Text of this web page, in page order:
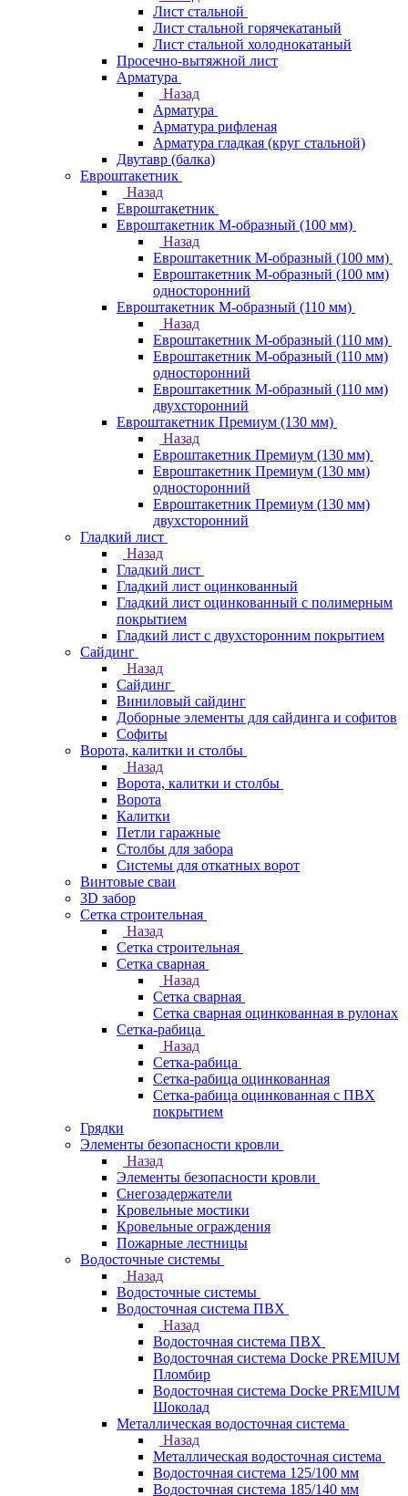
Лист стальной
Лист стальной горячекатаный
Лист стальной холоднокатаный
Просечно-вытяжной лист
Арматура
Назад
Арматура
Арматура рифленая
Арматура гладкая (круг стальной)
Двутавр (балка)
Евроштакетник
Назад
Евроштакетник
Евроштакетник М-образный (100 мм)
Назад
Евроштакетник М-образный (100 мм)
Евроштакетник М-образный (100 мм)
односторонний
Евроштакетник М-образный (110 мм)
Назад
Евроштакетник М-образный (110 мм)
Евроштакетник М-образный (110 мм)
односторонний
Евроштакетник М-образный (110 мм)
двухсторонний
Евроштакетник Премиум (130 мм)
Назад
Евроштакетник Премиум (130 мм)
Евроштакетник Премиум (130 мм)
односторонний
Евроштакетник Премиум (130 мм)
двухсторонний
Гладкий лист
Назад
Гладкий лист
Гладкий лист оцинкованный
Гладкий лист оцинкованный с полимерным
покрытием
Гладкий лист с двухсторонним покрытием
Сайдинг
Назад
Сайдинг
Виниловый сайдинг
Доборные элементы для сайдинга и софитов
Софиты
Ворота, калитки и столбы
Назад
Ворота, калитки и столбы
Ворота
Калитки
Петли гаражные
Столбы для забора
Системы для откатных ворот
Винтовые сваи
3D забор
Сетка строительная
Назад
Сетка строительная
Сетка сварная
Назад
Сетка сварная
Сетка сварная оцинкованная в рулонах
Сетка-рабица
Назад
Сетка-рабица
Сетка-рабица оцинкованная
Сетка-рабица оцинкованная с ПВХ
покрытием
Грядки
Элементы безопасности кровли
Назад
Элементы безопасности кровли
Снегозадержатели
Кровельные мостики
Кровельные ограждения
Пожарные лестницы
Водосточные системы
Назад
Водосточные системы
Водосточная система ПВХ
Назад
Водосточная система ПВХ
Водосточная система Docke PREMIUM
Пломбир
Водосточная система Docke PREMIUM
Шоколад
Металлическая водосточная система
Назад
Металлическая водосточная система
Водосточная система 125/100 мм
Водосточная система 185/140 мм